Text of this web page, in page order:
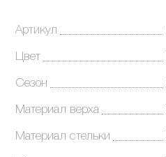
Артикул
Цвет
Сезон
Материал верха
Материал стельки